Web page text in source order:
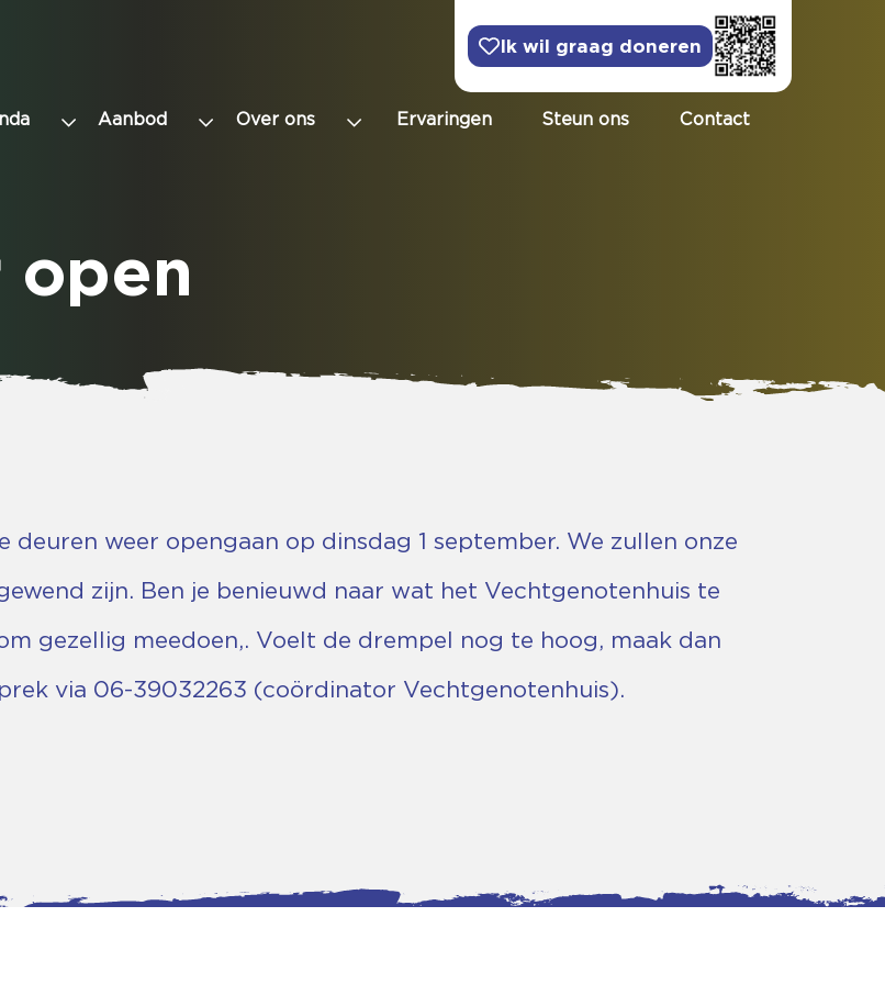
Ik wil graag doneren
Aanbod Over ons Ervaringen Steun ons Contact
open
weer opengaan op dinsdag 1 september. We zullen onze
zijn. Ben je benieuwd naar wat het Vechtgenotenhuis te
gezellig meedoen,. Voelt de drempel nog te hoog, maak dan
via 06-39032263 (coördinator Vechtgenotenhuis).